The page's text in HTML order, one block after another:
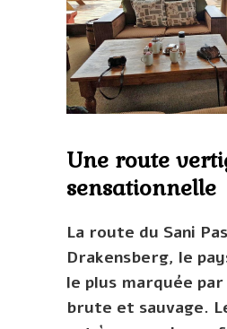
Une route
sensationnelle
La route du Sani
Drakensberg, le
le plus marquée
brute et sauvage.